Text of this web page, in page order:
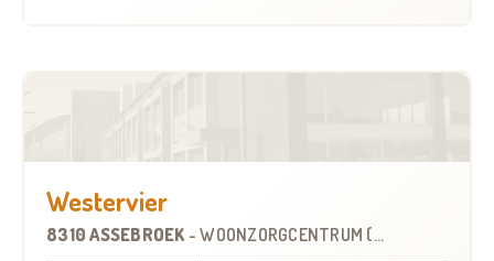
Westervier
8310 ASSEBROEK -WOONZORGCENTRUM (WZC)